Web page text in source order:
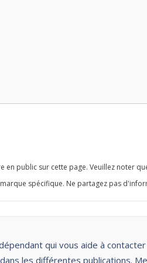
public sur cette page. Veuillez noter
spécifique. Ne partagez pas
qui vous aide à
les différentes publications.